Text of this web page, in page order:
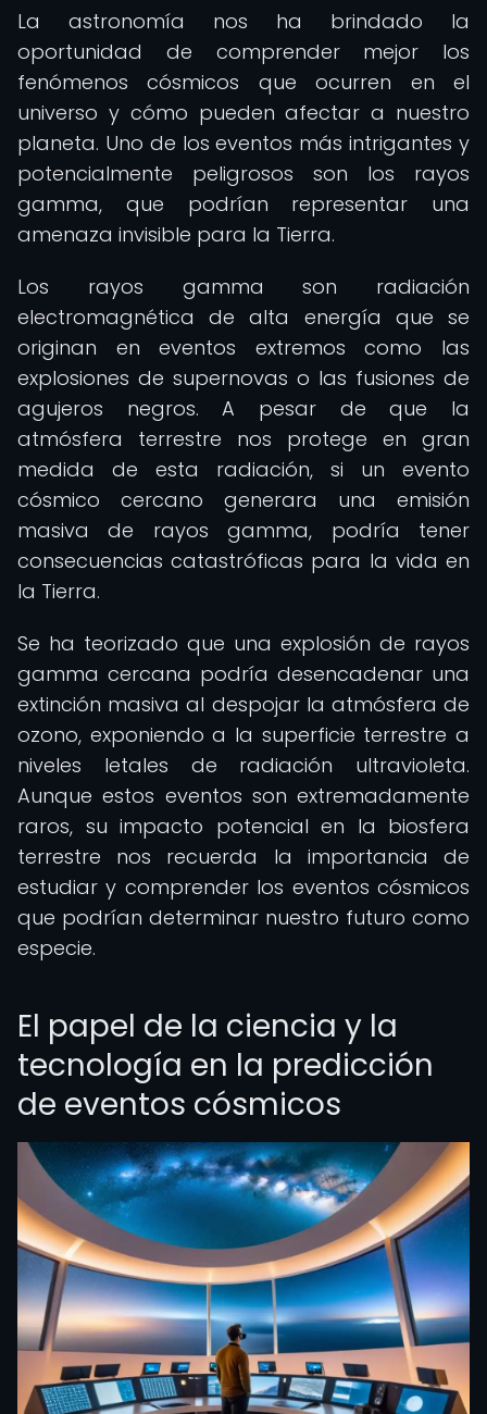
La astronomía nos ha brindado la
oportunidad de comprender mejor los
fenómenos cósmicos que ocurren en el
universo y cómo pueden afectar a nuestro
planeta. Uno de los eventos más intrigantes y
potencialmente peligrosos son los rayos
gamma, que podrían representar una
amenaza invisible para la Tierra.
Los rayos gamma son radiación
electromagnética de alta energía que se
originan en eventos extremos como las
explosiones de supernovas o las fusiones de
agujeros negros. A pesar de que la
atmósfera terrestre nos protege en gran
medida de esta radiación, si un evento
cósmico cercano generara una emisión
masiva de rayos gamma, podría tener
consecuencias catastróficas para la vida en
la Tierra.
Se ha teorizado que una explosión de rayos
gamma cercana podría desencadenar una
extinción masiva al despojar la atmósfera de
ozono, exponiendo a la superficie terrestre a
niveles letales de radiación ultravioleta.
Aunque estos eventos son extremadamente
raros, su impacto potencial en la biosfera
terrestre nos recuerda la importancia de
estudiar y comprender los eventos cósmicos
que podrían determinar nuestro futuro como
especie.
El papel de la ciencia y la
tecnología en la predicción
de eventos cósmicos